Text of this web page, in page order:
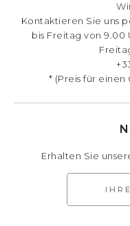
Kontaktieren Sie uns
bis Freitag von 9.00
* (Preis für einen
Erhalten Sie